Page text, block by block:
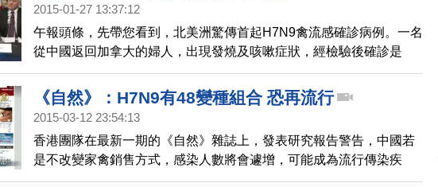
2015-01-27 13:37:12
午報頭條，先帶您看到，北美洲驚傳首起H7N9禽流感確診病例。一名
從中國返回加拿大的婦人，出現發燒及咳嗽症狀，經檢驗後確診是
H7N9感染。據了解，這名女病患和丈夫這個月12日返回加拿大，兩
人先後出現了感染禽流感病徵，加拿大衛生官員說，兩人在旅遊中國
期間並沒有到過市場或農村，還無法確定感染途徑。目前兩人正接受
20起H7N9禽傳人的病例，其中3人死亡，台灣疾管署也提高旅遊疫情
警示。
《自然》：H7N9有48變種組合 恐再流行
2015-03-12 23:54:13
香港團隊在最新一期的《自然》雜誌上，發表研究報告警告，中國若
是不改變家禽銷售方式，感染人數將會遽增，可能成為流行傳染疾
病。報告指出，H7N9病毒已演變成3個病毒分支，不斷與各地H9N2